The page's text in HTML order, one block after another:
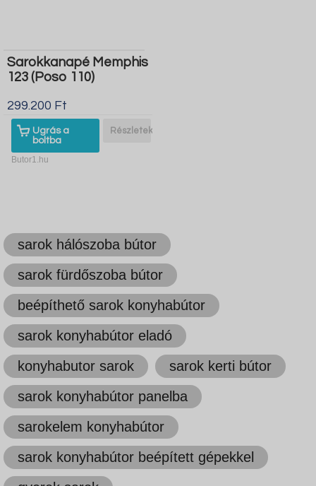
Sarokkanapé Memphis
123 (Poso 110)
299.200 Ft
Ugrás a
boltba
Részletek
Butor1.hu
sarok hálószoba bútor
sarok fürdőszoba bútor
beépíthető sarok konyhabútor
sarok konyhabútor eladó
konyhabutor sarok
sarok kerti bútor
sarok konyhabútor panelba
sarokelem konyhabútor
sarok konyhabútor beépített gépekkel